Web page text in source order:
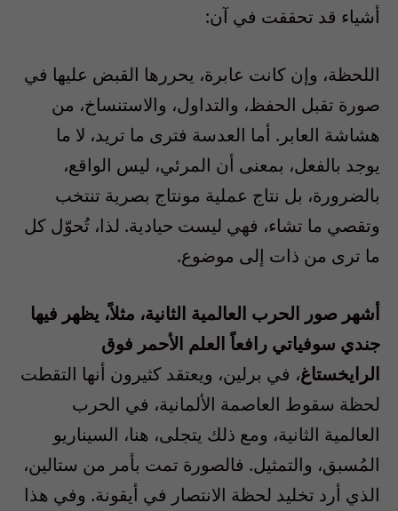
أشياء قد تحققت في آن:
اللحظة، وإن كانت عابرة، يحررها القبض عليها في
صورة تقبل الحفظ، والتداول، والاستنساخ، من
هشاشة العابر. أما العدسة فترى ما تريد، لا ما
يوجد بالفعل، بمعنى أن المرئي، ليس الواقع،
بالضرورة، بل نتاج عملية مونتاج بصرية تنتخب
وتقصي ما تشاء، فهي ليست حيادية. لذا، تُحوّل كل
ما ترى من ذات إلى موضوع.
أشهر صور الحرب العالمية الثانية، مثلاً، يظهر فيها
جندي سوفياتي رافعاً العلم الأحمر فوق
الرايخستاغ، في برلين، ويعتقد كثيرون أنها التقطت
لحظة سقوط العاصمة الألمانية، في الحرب
العالمية الثانية، ومع ذلك يتجلى، هنا، السيناريو
المُسبق، والتمثيل. فالصورة تمت بأمر من ستالين،
الذي أرد تخليد لحظة الانتصار في أيقونة. وفي هذا